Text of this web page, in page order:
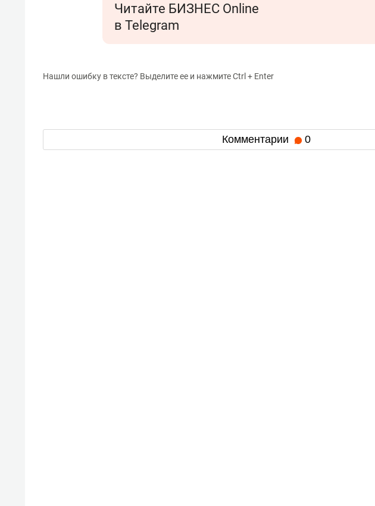
Читайте БИЗНЕС Online
в Telegram
Нашли ошибку в тексте? Выделите ее и нажмите Ctrl + Enter
Комментарии 0